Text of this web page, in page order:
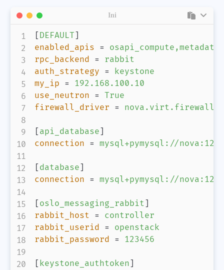
[ DEFAULT ]
enabled_apis =
osapi_compute,metadata
rpc_backend =
rabbit
auth_strategy =
keystone
my_ip =
192.168.100.10
use_neutron = True
firewall_driver =
[ api_database ]
connection = mysql+pymysql://
[ database ]
connection = mysql+pymysql://
[ oslo_messaging_rabbit ]
rabbit_host =
controller
rabbit_userid =
openstack
rabbit_password = 123456
[ keystone_authtoken ]
Ini